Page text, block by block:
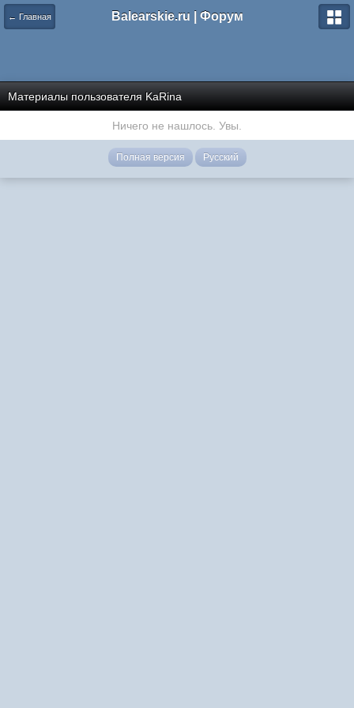
← Главная Balearskie.ru | Форум
Материалы пользователя KaRina
Ничего не нашлось. Увы.
Полная версия Русский